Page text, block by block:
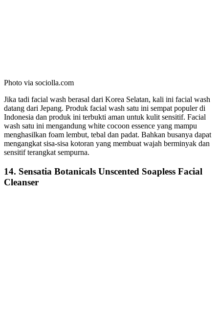
Photo via sociolla.com
Jika tadi facial wash berasal dari Korea Selatan, kali ini facial wash
datang dari Jepang. Produk facial wash satu ini sempat populer di
Indonesia dan produk ini terbukti aman untuk kulit sensitif. Facial
wash satu ini mengandung white cocoon essence yang mampu
menghasilkan foam lembut, tebal dan padat. Bahkan busanya dapat
mengangkat sisa-sisa kotoran yang membuat wajah berminyak dan
sensitif terangkat sempurna.
14. Sensatia Botanicals Unscented Soapless Facial
Cleanser